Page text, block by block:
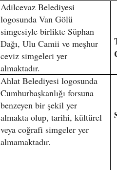
Adilcevaz Belediyesi
logosunda Van Gölü
simgesiyle birlikte Süphan
Dağı, Ulu Camii ve meşhur
ceviz simgeleri yer
almaktadır.
Ahlat Belediyesi logosunda
Cumhurbaşkanlığı forsuna
benzeyen bir şekil yer
almakta olup, tarihi, kültürel
veya coğrafi simgeler yer
almamaktadır.